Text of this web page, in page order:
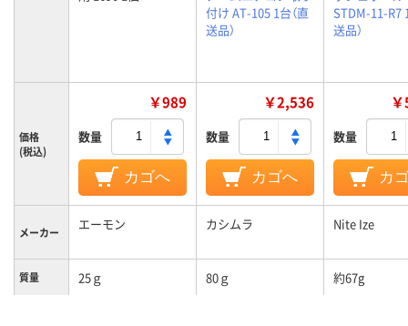
付け AT-105 1台（直
送品）
STDM-11-R7
送品）
価格
(税込)
￥989
数量
カゴへ
￥2,536
数量
カゴへ
数量
カ
メーカー エーモン カシムラ Nite Ize
質量 25ｇ 80ｇ 約67g